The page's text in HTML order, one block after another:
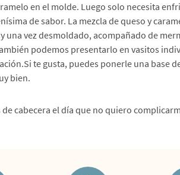
en el molde. Luego solo necesita
de sabor. La mezcla de queso y
una vez desmoldado, acompañado de
podemos presentarlo en vasitos
te gusta, puedes ponerle una base
bien.
de cabecera el día que no quiero